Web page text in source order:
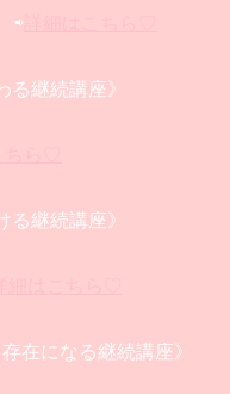
⇨
る継続講座》
る継続講座》
在になる継続講座》